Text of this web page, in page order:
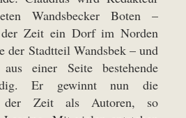
Wandsbecker Boten –
Zeit ein Dorf im Norden
der Stadtteil Wandsbek – und
einer Seite bestehende
Er gewinnt nun die
der Zeit als Autoren, so